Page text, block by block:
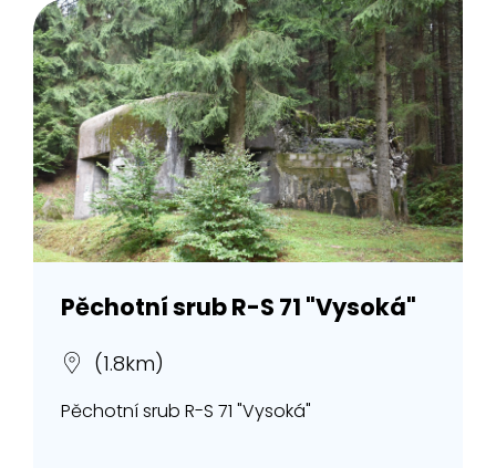
Pěchotní srub R-S 71 "Vysoká"
(1.8km)
Pěchotní srub R-S 71 "Vysoká"